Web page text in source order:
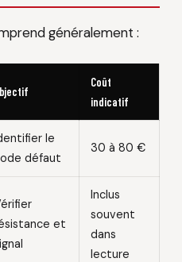
généralement :
Coût
indicatif
le
défaut
30 à 80 €
et
Inclus
souvent
dans
lecture